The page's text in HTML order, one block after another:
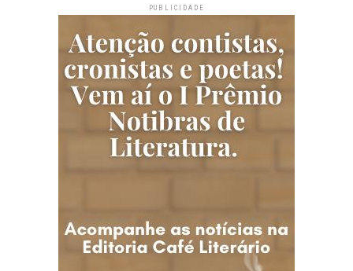
PUBLICIDADE